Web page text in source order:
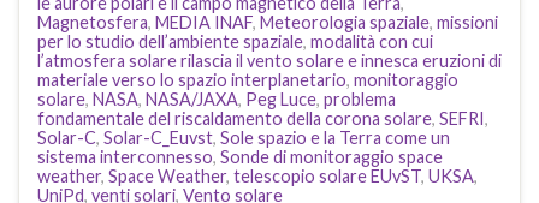
Magnetosfera, MEDIA INAF, Meteorologia spaziale, missioni
per lo studio dell’ambiente spaziale, modalità con cui
l’atmosfera solare rilascia il vento solare e innesca eruzioni di
materiale verso lo spazio interplanetario, monitoraggio
solare, NASA, NASA/JAXA, Peg Luce, problema
fondamentale del riscaldamento della corona solare, SEFRI,
Solar-C, Solar-C_Euvst, Sole spazio e la Terra come un
sistema interconnesso, Sonde di monitoraggio space
weather, Space Weather, telescopio solare EUvST, UKSA,
UniPd, venti solari, Vento solare